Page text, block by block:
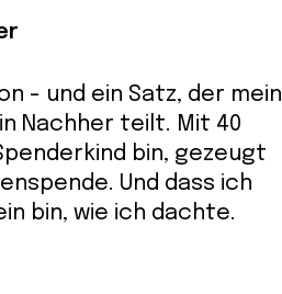
- und ein Satz, der mein
Nachher teilt. Mit 40
bin, gezeugt
Und dass ich
bin, wie ich dachte.